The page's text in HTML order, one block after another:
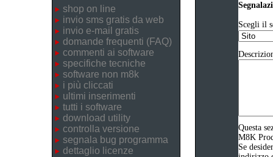
shop on line
invio sms gratis da web
invio e-mail gratis
domande frequenti (FAQ)
commenti ai software
specifiche tecniche
software non m8k
i più cliccati
ultimi inserimenti
tutti i software
download utility
controlla versione
segnala bug programma
dettaglio licenze
Scegli il
Questa
M8K
Se